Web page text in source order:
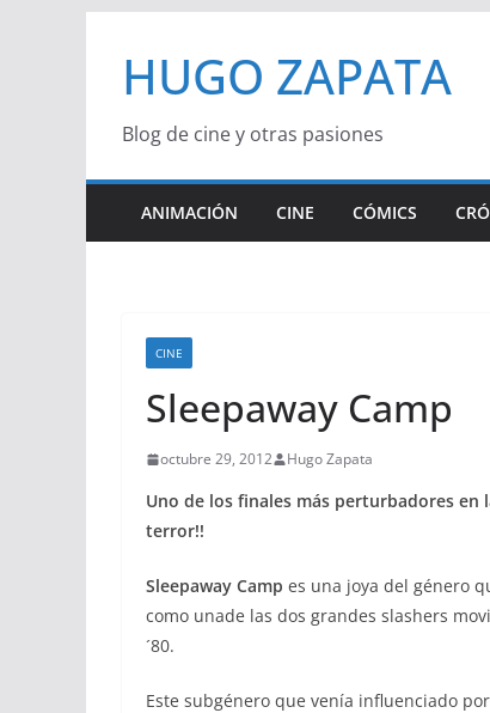
contenido
HUGO ZAPATA
Blog de cine y otras pasiones
ANIMACIÓN CINE CÓMICS
CINE
Sleepaway Camp
octubre 29, 2012 Hugo Zapata
Uno de los finales más perturbadores en
terror!!
Sleepaway Camp es una joya del género
como unade las dos grandes slashers
´80.
Este subgénero que venía influenciado